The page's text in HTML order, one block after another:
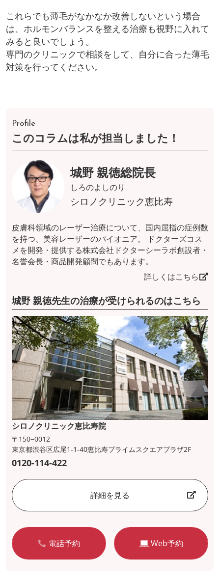
これらでも薄毛がなかなか改善しないという場合
は、ホルモンバランスを整える治療も視野に入れて
みると良いでしょう。
専門のクリニックで相談をして、自分に合った薄毛
対策を行ってください。
Profile
このコラムは私が担当しました！
城野 親徳総院長
しろのよしのり
シロノクリニック恵比寿
皮膚科領域のレーザー治療について、国内屈指の症例数
を持つ、美容レーザーのパイオニア。 ドクターズコス
メを開発・提供する株式会社ドクターシーラボ創設者・
名誉会長・商品開発顧問でもあります。
詳しくはこちら
城野 親徳先生の治療が受けられるのはこちら
シロノクリニック恵比寿院
〒150−0012
東京都渋谷区広尾1-1-40恵比寿プライムスクエアプラザ2F
0120-114-422
詳細を見る
電話予約 Web予約